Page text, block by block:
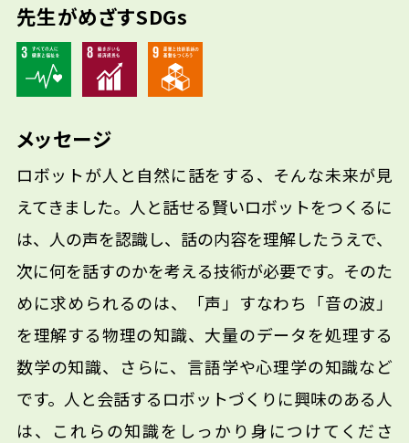
先生がめざすSDGs
メッセージ
ロボットが人と自然に話をする、そんな未来が見
えてきました。人と話せる賢いロボットをつくるに
は、人の声を認識し、話の内容を理解したうえで、
次に何を話すのかを考える技術が必要です。そのた
めに求められるのは、「声」すなわち「音の波」
を理解する物理の知識、大量のデータを処理する
数学の知識、さらに、言語学や心理学の知識など
です。人と会話するロボットづくりに興味のある人
は、これらの知識をしっかり身につけてくださ